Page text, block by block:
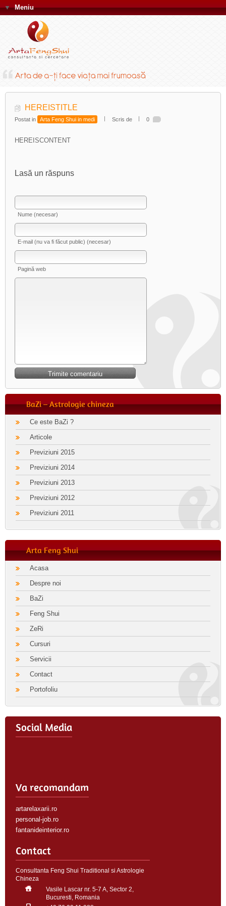
▼Meniu
HEREISTITLE
Postat in Arta Feng Shui in medi Scris de 0
HEREISCONTENT
Lasă un răspuns
Nume (necesar)
E-mail (nu va fi făcut public) (necesar)
Pagină web
BaZi – Astrologie chineza
Ce este BaZi ?
Articole
Previziuni 2015
Previziuni 2014
Previziuni 2013
Previziuni 2012
Previziuni 2011
Arta Feng Shui
Acasa
Despre noi
BaZi
Feng Shui
ZeRi
Cursuri
Servicii
Contact
Portofoliu
Social Media
Va recomandam
artarelaxarii.ro
personal-job.ro
fantanideinterior.ro
Contact
Consultanta Feng Shui Traditional si Astrologie
Chineza
Vasile Lascar nr. 5-7 A, Sector 2,
Bucuresti, Romania